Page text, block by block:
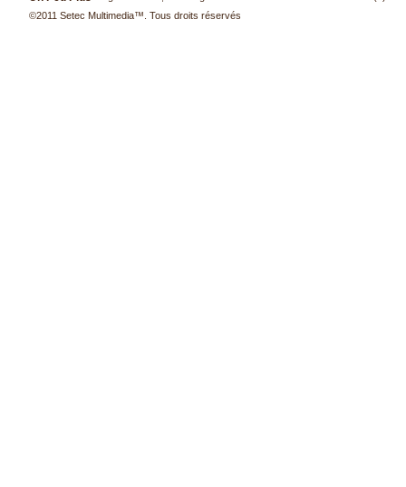
©2011 Setec Multimedia™. Tous droits réservés